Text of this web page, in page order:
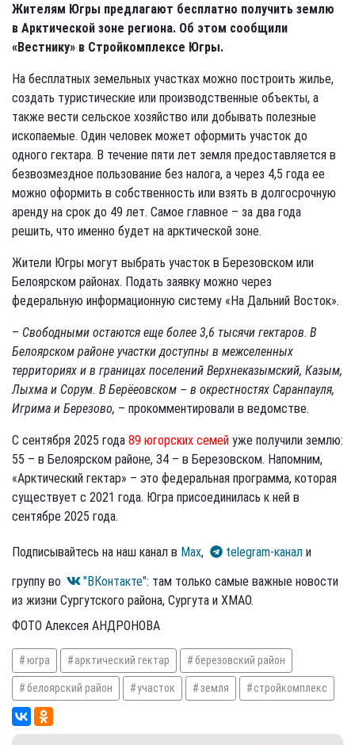
Жителям Югры предлагают бесплатно получить землю
в Арктической зоне региона. Об этом сообщили
«Вестнику» в Стройкомплексе Югры.
На бесплатных земельных участках можно построить жилье,
создать туристические или производственные объекты, а
также вести сельское хозяйство или добывать полезные
ископаемые. Один человек может оформить участок до
одного гектара. В течение пяти лет земля предоставляется в
безвозмездное пользование без налога, а через 4,5 года ее
можно оформить в собственность или взять в долгосрочную
аренду на срок до 49 лет. Самое главное – за два года
решить, что именно будет на арктической зоне.
Жители Югры могут выбрать участок в Березовском или
Белоярском районах. Подать заявку можно через
федеральную информационную систему «На Дальний Восток».
– Свободными остаются еще более 3,6 тысячи гектаров. В
Белоярском районе участки доступны в межселенных
территориях и в границах поселений Верхнеказымский, Казым,
Лыхма и Сорум. В Берёеовском – в окрестностях Саранпауля,
Игрима и Березово, – прокомментировали в ведомстве.
С сентября 2025 года 89 югорских семей уже получили землю:
55 – в Белоярском районе, 34 – в Березовском. Напомним,
«Арктический гектар» – это федеральная программа, которая
существует с 2021 года. Югра присоединилась к ней в
сентябре 2025 года.
Подписывайтесь на наш канал в Max, telegram-канал и
группу во
"ВКонтакте": там только самые важные новости
из жизни Сургутского района, Сургута и ХМАО.
ФОТО Алексея АНДРОНОВА
югра арктический гектар березовский район
белоярский район участок земля стройкомплекс